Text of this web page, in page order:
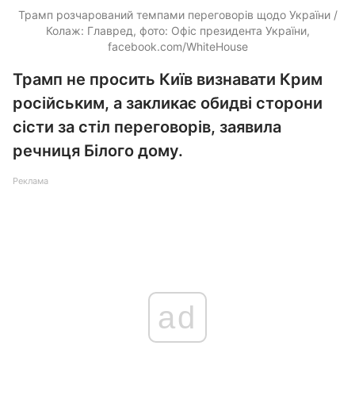
Трамп розчарований темпами переговорів щодо України /
Колаж: Главред, фото: Офіс президента України,
facebook.com/WhiteHouse
Трамп не просить Київ визнавати Крим
російським, а закликає обидві сторони
сісти за стіл переговорів, заявила
речниця Білого дому.
Реклама
ad